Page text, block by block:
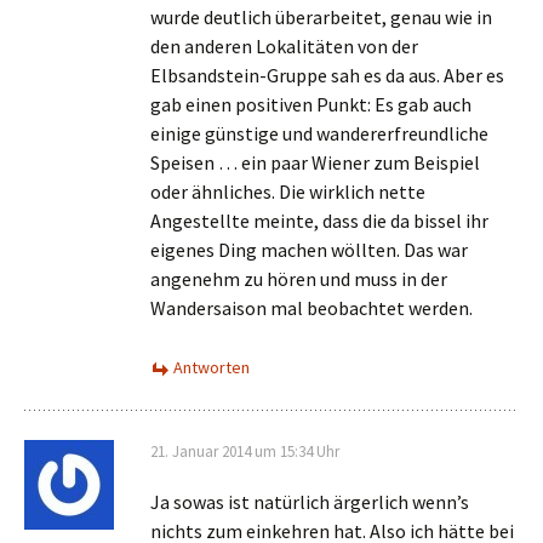
wurde deutlich überarbeitet, genau wie in
den anderen Lokalitäten von der
Elbsandstein-Gruppe sah es da aus. Aber es
gab einen positiven Punkt: Es gab auch
einige günstige und wandererfreundliche
Speisen … ein paar Wiener zum Beispiel
oder ähnliches. Die wirklich nette
Angestellte meinte, dass die da bissel ihr
eigenes Ding machen wöllten. Das war
angenehm zu hören und muss in der
Wandersaison mal beobachtet werden.
Antworten
21. Januar 2014 um 15:34 Uhr
Ja sowas ist natürlich ärgerlich wenn’s
nichts zum einkehren hat. Also ich hätte bei